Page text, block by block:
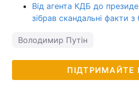
Від агента КДБ до
зібрав скандальні факти з
Володимир Путін
ПІДТРИМАЙТЕ